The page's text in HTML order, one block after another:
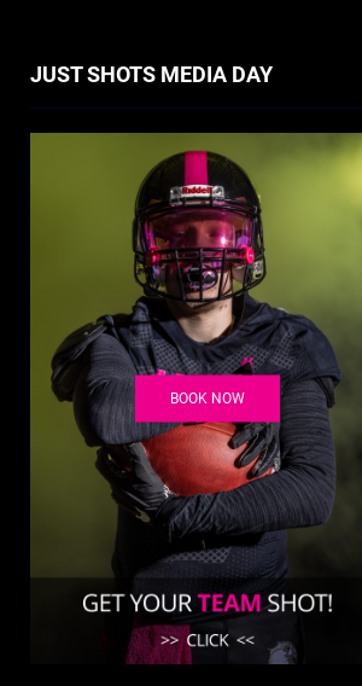
JUST SHOTS MEDIA DAY
BOOK NOW